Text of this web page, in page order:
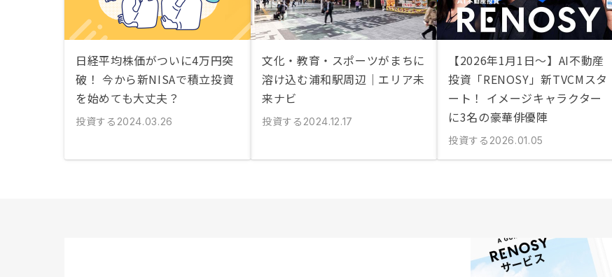
日経平均株価がついに4万円突
破！ 今から新NISAで積立投資
を始めても大丈夫？
投資する 2024.03.26
文化・教育・スポーツがまちに
溶け込む浦和駅周辺｜エリア未
来ナビ
投資する 2024.12.17
【2026年1月1日〜】AI不動産
投資「RENOSY」新TVCMスタ
ート！ イメージキャラクター
に3名の豪華俳優陣
投資する 2026.01.05